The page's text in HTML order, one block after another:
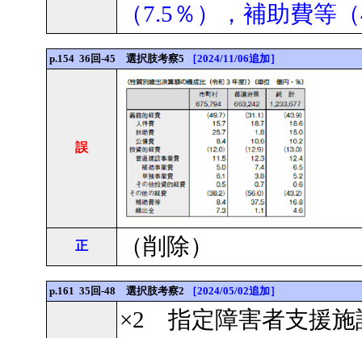
（7.5％），補助費等
p.154 36回-45 選択肢考察5 ［2024/11/06追加］
誤
正 （削除）
p.161 35回-48 選択肢考察2 ［2024/05/02追加］
×2 指定障害者支援施